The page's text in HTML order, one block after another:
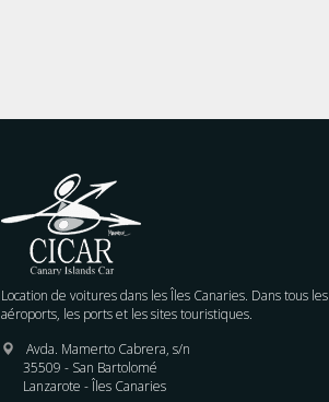
Location de voitures dans les Îles Canaries. Dans tous les
aéroports, les ports et les sites touristiques.
Avda. Mamerto Cabrera, s/n
35509 - San Bartolomé
Lanzarote - Îles Canaries